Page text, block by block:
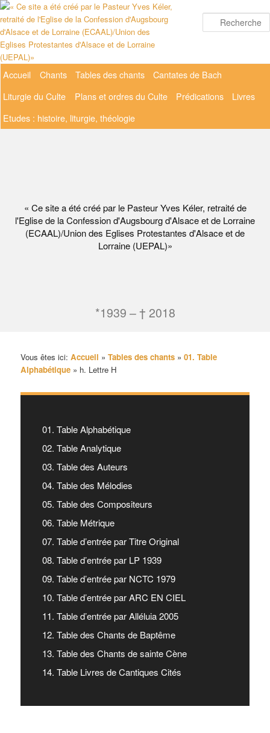
Aller
au
contenu
principal
« Ce site a été créé par le Pasteur Yves Kéler, retraité de
l'Eglise de la Confession d'Augsbourg d'Alsace et de Lorraine
(ECAAL)/Union des Eglises Protestantes d'Alsace et de
Lorraine (UEPAL)»
*1939 – † 2018
Menu
Accueil Chants Tables des chants
Cantates de Bach
Liturgie du Culte
Plans et ordres du Culte Prédications
Livres
Etudes : histoire, liturgie, théologie
Vous êtes ici:Accueil »Tables des chants »01. Table
Alphabétique » h. Lettre H
01. Table Alphabétique
02. Table Analytique
03. Table des Auteurs
04. Table des Mélodies
05. Table des Compositeurs
06. Table Métrique
07. Table d’entrée par Titre Original
08. Table d’entrée par LP 1939
09. Table d’entrée par NCTC 1979
10. Table d’entrée par ARC EN CIEL
11. Table d’entrée par Alléluia 2005
12. Table des Chants de Baptême
13. Table des Chants de sainte Cène
14. Table Livres de Cantiques Cités